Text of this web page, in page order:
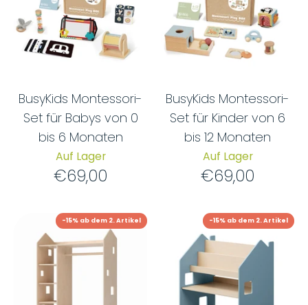
BusyKids Montessori-
Set für Babys von 0
bis 6 Monaten
Auf Lager
€69,00
BusyKids Montessori-
Set für Kinder von 6
bis 12 Monaten
Auf Lager
€69,00
-15% ab dem 2. Artikel -15% ab dem 2. Artikel